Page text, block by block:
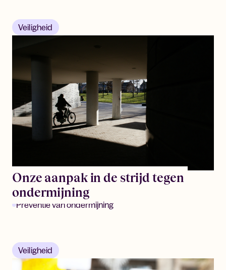
Veiligheid
Onze aanpak in de strijd tegen
ondermijning
Preventie van ondermijning
Veiligheid